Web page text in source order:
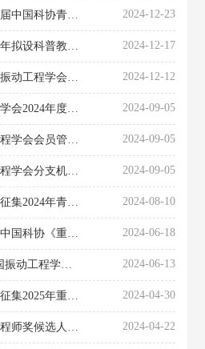
中国振动工程学会第十届中国科协青年人才托举工程项目拟资助名单公示 2024-12-23
中国振动工程学会2024年拟设科普教育基地名单公示 2024-12-17
关于公布2024年度中国振动工程学会科学技术奖获奖项目及个人的通知 2024-12-12
关于开展中国振动工程学会2024年度科普教育基地推荐及申报工作的通知 2024-09-05
关于印发《中国振动工程学会会员管理办法（2024年修订）》的通知 2024-09-05
关于印发《中国振动工程学会分支机构/编委会管理办法（2024年修订）》的通知 2024-09-05
中国振动工程学会关于征集2024年青年人才库专家的通知 2024-08-10
中国振动工程学会推荐中国科协《重要学术会议指南（2024）》会议名单公示 2024-06-18
关于开展“2024年度中国振动工程学会科学技术奖”推荐与评选工作的通知 2024-06-13
中国振动工程学会关于征集2025年重要学术会议承办单位的通知 2024-04-30
关于开展第六届杰出工程师奖候选人推荐工作的通知 2024-04-22